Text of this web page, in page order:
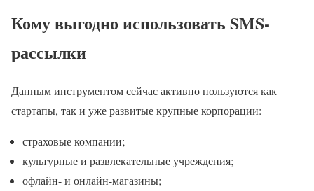
Кому выгодно использовать SMS-
рассылки
Данным инструментом сейчас активно пользуются как
стартапы, так и уже развитые крупные корпорации:
страховые компании;
культурные и развлекательные учреждения;
офлайн- и онлайн-магазины;